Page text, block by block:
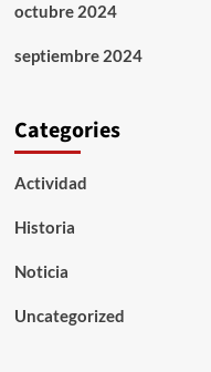
octubre 2024
septiembre 2024
Categories
Actividad
Historia
Noticia
Uncategorized